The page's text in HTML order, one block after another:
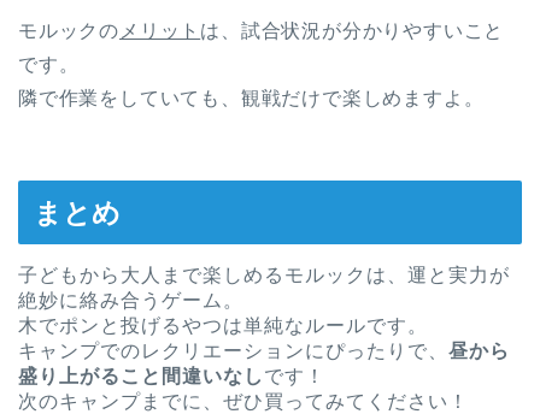
モルックの メリット は、試合状況が分かりやすいこと
です。
隣で作業をしていても、観戦だけで楽しめますよ。
まとめ
子どもから大人まで楽しめるモルックは、運と実力が
絶妙に絡み合うゲーム。
木でポンと投げるやつは単純なルールです。
キャンプでのレクリエーションにぴったりで、 昼から
盛り上がること間違いなし です！
次のキャンプまでに、ぜひ買ってみてください！